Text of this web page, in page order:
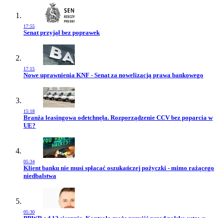
17:55
Przejdź do artykułu:
Senat przyjął bez poprawek
17:15
Przejdź do artykułu:
Nowe uprawnienia KNF - Senat za nowelizacją prawa bankowego
15:18
Przejdź do artykułu:
Branża leasingowa odetchnęła. Rozporządzenie CCV bez poparcia w
UE?
05:34
Przejdź do artykułu:
Klient banku nie musi spłacać oszukańczej pożyczki - mimo rażącego
niedbalstwa
05:30